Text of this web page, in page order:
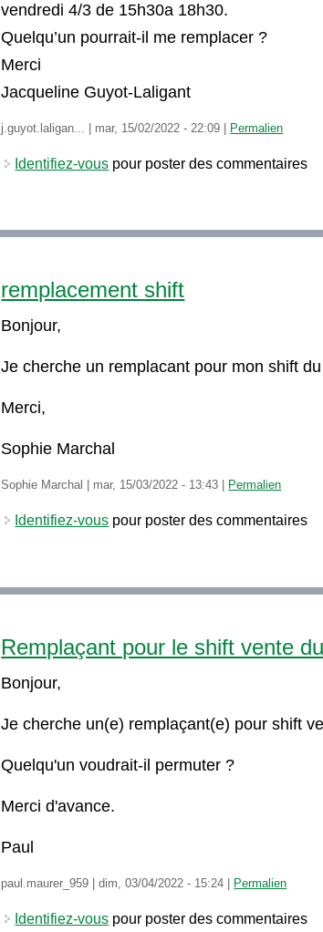
vendredi 4/3 de 15h30a 18h30.
Quelqu’un pourrait-il me remplacer ?
Merci
Jacqueline Guyot-Laligant
j.guyot.laligan... mar, 15/02/2022 - 22:09 Permalien
Identifiez-vous pour poster des commentaires
remplacement shift
Bonjour,
Je cherche un remplacant pour mon shift
Merci,
Sophie Marchal
Sophie Marchal mar, 15/03/2022 - 13:43 Permalien
Identifiez-vous pour poster des commentaires
Remplaçant pour le shift vente
Bonjour,
Je cherche un(e) remplaçant(e) pour shift
Quelqu'un voudrait-il permuter ?
Merci d'avance.
Paul
paul.maurer_959 |dim, 03/04/2022 - 15:24 | Permalien
Identifiez-vous pour poster des commentaires